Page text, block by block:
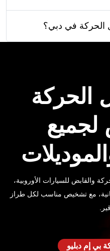
الحركة في دبي؟
الحركة
لجميع
والقابض للسيارات الأوروبية،
مع تشخيص مناسب لكل طراز
بي إم دبليو